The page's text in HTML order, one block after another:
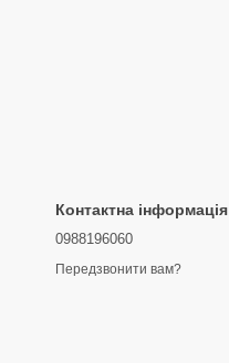
Контактна інформація
0988196060
Передзвонити вам?